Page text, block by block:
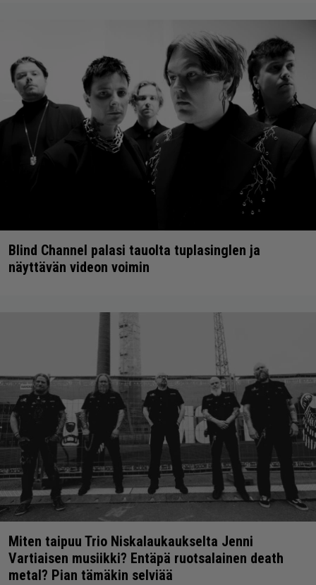
Blind Channel palasi tauolta tuplasinglen ja
näyttävän videon voimin
Miten taipuu Trio Niskalaukaukselta Jenni
Vartiaisen musiikki? Entäpä ruotsalainen death
metal? Pian tämäkin selviää